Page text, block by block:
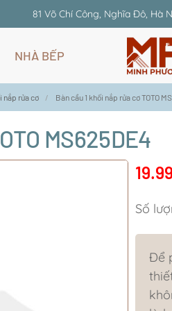
81 Võ Chí Công, Nghĩa Đô, Hà
NHÀ BẾP
nắp rửa cơ Bàn cầu 1 khối nắp rửa cơ TOTO
MS625DE4
Số
Để